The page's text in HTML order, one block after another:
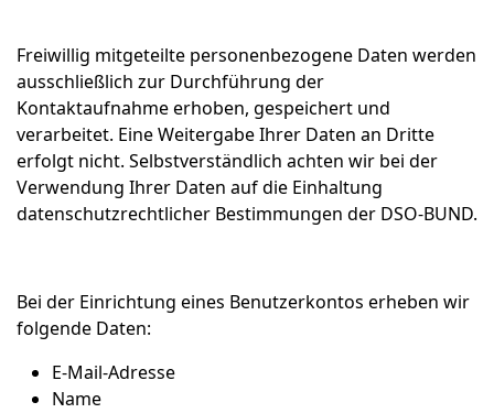
Freiwillig mitgeteilte personenbezogene Daten werden
ausschließlich zur Durchführung der
Kontaktaufnahme erhoben, gespeichert und
verarbeitet. Eine Weitergabe Ihrer Daten an Dritte
erfolgt nicht. Selbstverständlich achten wir bei der
Verwendung Ihrer Daten auf die Einhaltung
datenschutzrechtlicher Bestimmungen der DSO-BUND.
Bei der Einrichtung eines Benutzerkontos erheben wir
folgende Daten:
E-Mail-Adresse
Name